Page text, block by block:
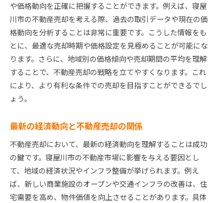
や価格動向を正確に把握することができます。例えば、寝屋
川市の不動産売却を考える際、過去の取引データや現在の価
格動向を分析することは非常に重要です。こうした情報をも
とに、最適な売却時期や価格設定を見極めることが可能にな
ります。さらに、地域別の価格傾向や売却期間の平均を理解
することで、不動産売却の戦略を立てやすくなります。これ
により、より有利な条件での売却を目指すことができるでし
ょう。
最新の経済動向と不動産売却の関係
不動産売却において、最新の経済動向を理解することは成功
の鍵です。寝屋川市の不動産市場に影響を与える要因とし
て、地域の経済状況やインフラ整備が挙げられます。例え
ば、新しい商業施設のオープンや交通インフラの改善は、住
宅需要を高め、物件価値を向上させることがあります。具体